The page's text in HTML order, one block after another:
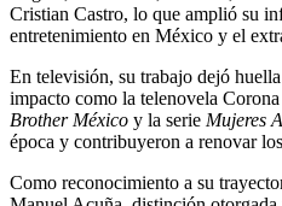
Cristian Castro, lo que amplió su
entretenimiento en México y el
En televisión, su trabajo dejó
impacto como la telenovela
Brother México y la serie Mujeres
época y contribuyeron a renovar
Como reconocimiento a su